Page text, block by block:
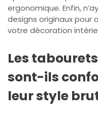
ergonomique. Enfin,
designs originaux pour
votre décoration
Les
sont-ils
leur style